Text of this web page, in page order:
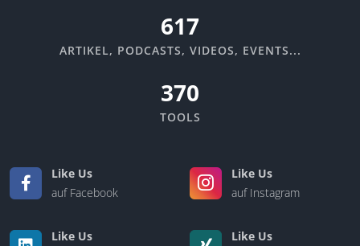
670
ARTIKEL, PODCASTS, VIDEOS, EVENTS...
370
TOOLS
Like Us
auf Facebook
Like Us
auf Instagram
Like Us
Like Us